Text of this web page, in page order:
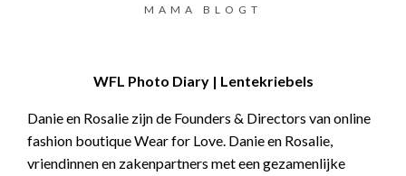
MAMA BLOGT
WFL Photo Diary | Lentekriebels
Danie en Rosalie zijn de Founders & Directors van online
fashion boutique Wear for Love. Danie en Rosalie,
vriendinnen en zakenpartners met een gezamenlijke